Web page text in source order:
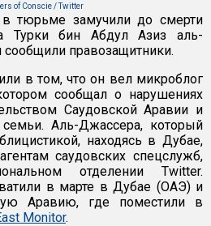
of Conscie / Twitter
тюрьме замучили до смерти
Турки бин Абдул Азиз аль-
правозащитники.
в том, что он вел микроблог
сообщал о нарушениях
Саудовской Аравии и
Аль-Джассера, который
находясь в Дубае,
саудовских спецслужб,
отделении Twitter.
в марте в Дубае (ОАЭ) и
Аравию, где поместили в
Monitor.